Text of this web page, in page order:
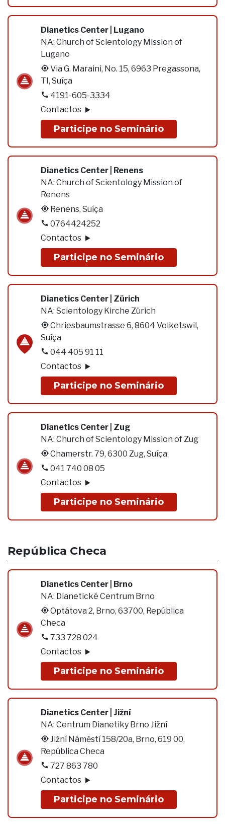
Dianetics Center | Lugano
NA: Church of Scientology Mission of
Lugano
Via G. Maraini, No. 15, 6963 Pregassona,
TI, Suíça
4191-605-3334
Contactos
Participe no Seminário
Dianetics Center | Renens
NA: Church of Scientology Mission of
Renens
Renens, Suíça
0764424252
Contactos
Participe no Seminário
Dianetics Center | Zürich
NA: Scientology Kirche Zürich
Chriesbaumstrasse 6, 8604 Volketswil,
Suíça
044 405 91 11
Contactos
Participe no Seminário
Dianetics Center | Zug
NA: Church of Scientology Mission of Zug
Chamerstr. 79, 6300 Zug, Suíça
041 740 08 05
Contactos
Participe no Seminário
República Checa
Dianetics Center | Brno
NA: Dianetické Centrum Brno
Optátova 2, Brno, 63700, República
Checa
733 728 024
Contactos
Participe no Seminário
Dianetics Center | Jižní
NA: Centrum Dianetiky Brno Jižní
Jižní Náměstí 158/20a, Brno, 619 00,
República Checa
727 863 780
Contactos
Participe no Seminário